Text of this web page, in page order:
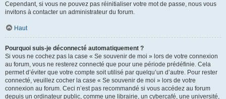
Cependant, si vous ne pouvez pas réinitialiser votre mot de passe, nous vous
invitons à contacter un administrateur du forum.
Haut
Pourquoi suis-je déconnecté automatiquement ?
Si vous ne cochez pas la case « Se souvenir de moi » lors de votre connexion
au forum, vous ne resterez connecté que pour une période prédéfinie. Cela
permet d’éviter que votre compte soit utilisé par quelqu’un d’autre. Pour rester
connecté, veuillez cocher la case « Se souvenir de moi » lors de votre
connexion au forum. Ceci n’est pas recommandé si vous accédez au forum
depuis un ordinateur public, comme une librairie, un cybercafé, une université,